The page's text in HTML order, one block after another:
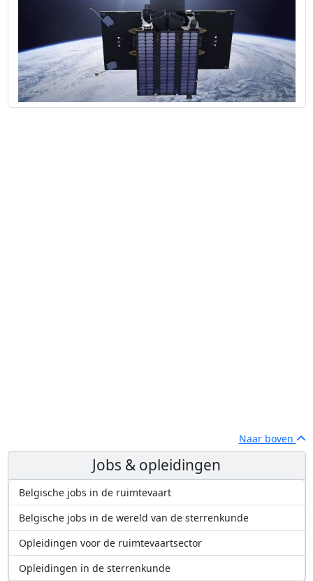
Naar boven
Jobs & opleidingen
Belgische jobs in de ruimtevaart
Belgische jobs in de wereld van de sterrenkunde
Opleidingen voor de ruimtevaartsector
Opleidingen in de sterrenkunde